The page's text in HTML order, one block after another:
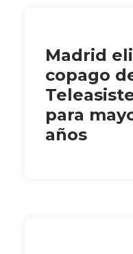
Madrid
copago
para
años